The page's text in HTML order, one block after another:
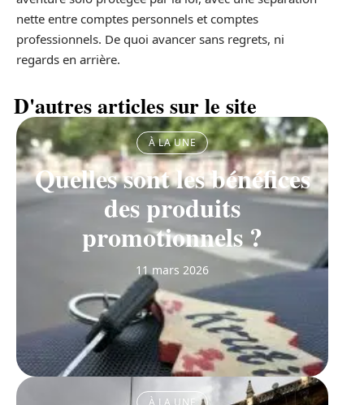
nette entre comptes personnels et comptes
professionnels. De quoi avancer sans regrets, ni
regards en arrière.
D'autres articles sur le site
À LA UNE
Quelles sont les bénéfices
des produits
promotionnels ?
11 mars 2026
À LA UNE